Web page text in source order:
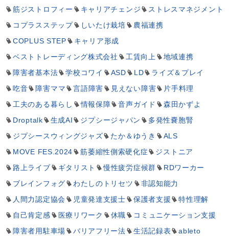
筋ジストロフィー
キャリアチェンジ
ストレスマネジメント
コプラスステップ
しいたけ栽培
農福連携
COPLUS STEP
キャリア形成
ベストトレーディング株式会社
工賃向上
地域連携
障害者基本法
学校コワイ ASD LD
ライズ＆プレイ
吃音
障害ママ 言語障害 見えない障害
片手料理
工夫のある暮らし
情報保障 音声ガイド
森田かずよ
Droptalk
生成AI ジプシージャパン
多発性嚢胞腎
ジプシースウィングジャズ
たか＆ゆうき
ALS
MOVE FES.2024
筋萎縮性側索硬化症
ジストニア
路上ライブ
ギタリスト 慢性疲労症候群
RDワーカー
ブレインフォグ
わたしのトリセツ
非認知能力
人間力認定協会
児童発達支援士 保護者支援
特性理解
自己肯定感
医療リワーク 休職
コミュニケーション支援
障害者用駐車場
バリアフリー法 生活記録表
ableto